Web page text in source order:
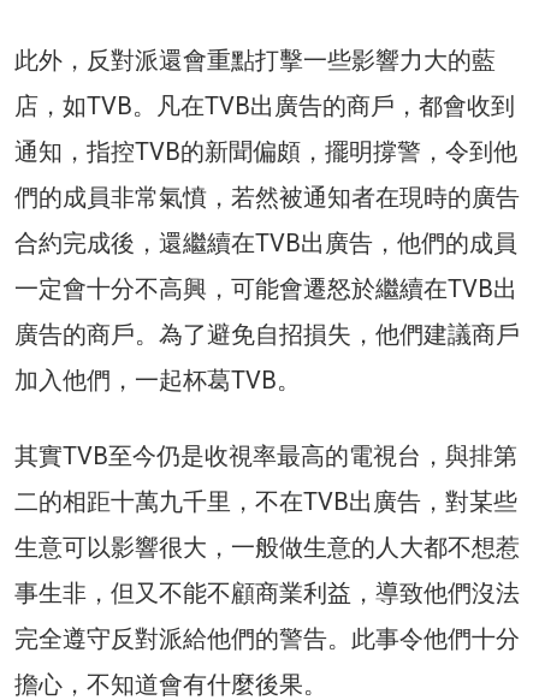
此外，反對派還會重點打擊一些影響力大的藍
店，如TVB。凡在TVB出廣告的商戶，都會收到
通知，指控TVB的新聞偏頗，擺明撐警，令到他
們的成員非常氣憤，若然被通知者在現時的廣告
合約完成後，還繼續在TVB出廣告，他們的成員
一定會十分不高興，可能會遷怒於繼續在TVB出
廣告的商戶。為了避免自招損失，他們建議商戶
加入他們，一起杯葛TVB。
其實TVB至今仍是收視率最高的電視台，與排第
二的相距十萬九千里，不在TVB出廣告，對某些
生意可以影響很大，一般做生意的人大都不想惹
事生非，但又不能不顧商業利益，導致他們沒法
完全遵守反對派給他們的警告。此事令他們十分
擔心，不知道會有什麼後果。